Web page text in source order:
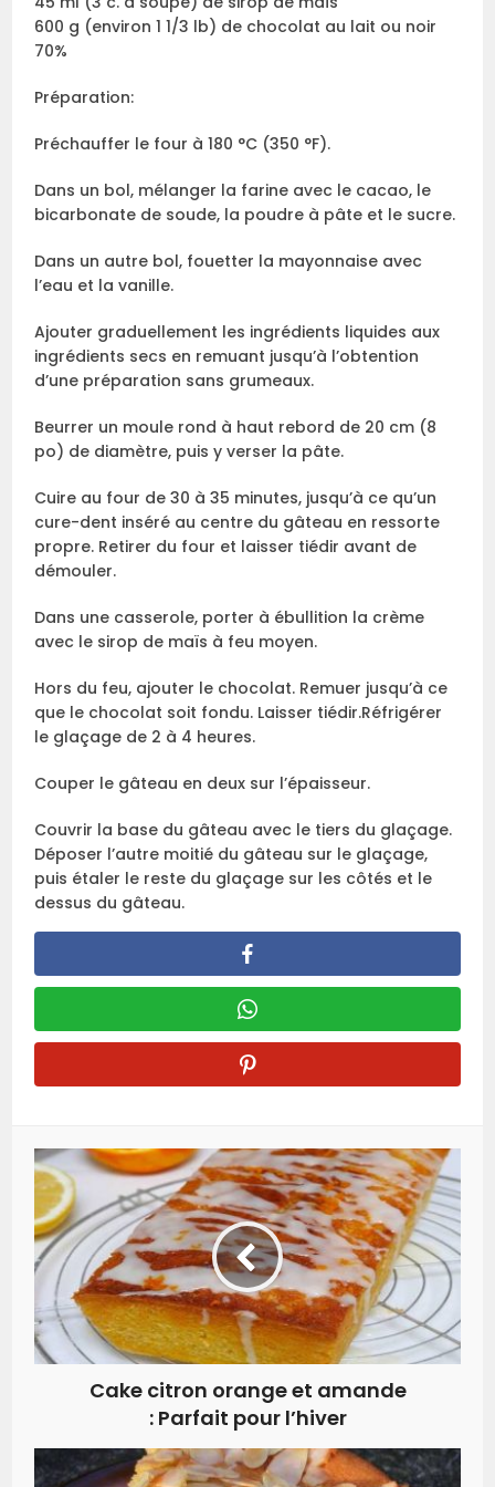
600 g (environ 1 1/3 lb) de chocolat au lait ou noir
70%
Préparation:
Préchauffer le four à 180 °C (350 °F).
Dans un bol, mélanger la farine avec le cacao, le
bicarbonate de soude, la poudre à pâte et le sucre.
Dans un autre bol, fouetter la mayonnaise avec
l’eau et la vanille.
Ajouter graduellement les ingrédients liquides aux
ingrédients secs en remuant jusqu’à l’obtention
d’une préparation sans grumeaux.
Beurrer un moule rond à haut rebord de 20 cm (8
po) de diamètre, puis y verser la pâte.
Cuire au four de 30 à 35 minutes, jusqu’à ce qu’un
cure-dent inséré au centre du gâteau en ressorte
propre. Retirer du four et laisser tiédir avant de
démouler.
Dans une casserole, porter à ébullition la crème
avec le sirop de maïs à feu moyen.
Hors du feu, ajouter le chocolat. Remuer jusqu’à ce
que le chocolat soit fondu. Laisser tiédir.Réfrigérer
le glaçage de 2 à 4 heures.
Couper le gâteau en deux sur l’épaisseur.
Couvrir la base du gâteau avec le tiers du glaçage.
Déposer l’autre moitié du gâteau sur le glaçage,
puis étaler le reste du glaçage sur les côtés et le
dessus du gâteau.
Cake citron orange et amande
: Parfait pour l’hiver